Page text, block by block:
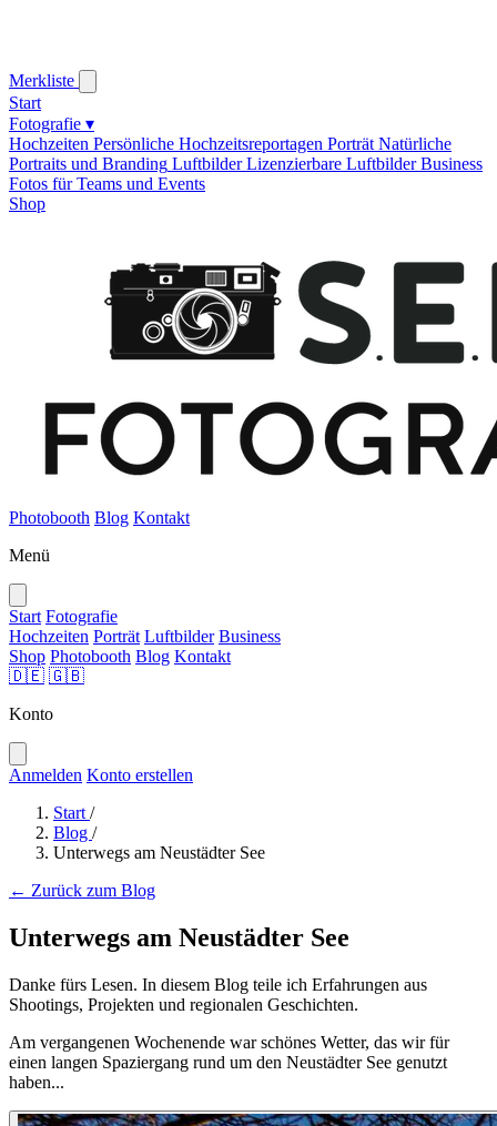
Merkliste
Start
Fotografie ▾
Hochzeiten Persönliche Hochzeitsreportagen Porträt Natürliche
Portraits und Branding Luftbilder Lizenzierbare Luftbilder Business
Fotos für Teams und Events
Shop
Photobooth Blog Kontakt
Menü
Start Fotografie
Hochzeiten Porträt Luftbilder Business
Shop Photobooth Blog Kontakt
🇩🇪 🇬🇧
Konto
Anmelden Konto erstellen
Start /
Blog /
Unterwegs am Neustädter See
← Zurück zum Blog
Unterwegs am Neustädter See
Danke fürs Lesen. In diesem Blog teile ich Erfahrungen aus
Shootings, Projekten und regionalen Geschichten.
Am vergangenen Wochenende war schönes Wetter, das wir für
einen langen Spaziergang rund um den Neustädter See genutzt
haben...